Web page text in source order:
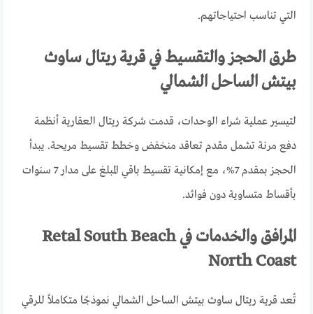
التي تناسب احتياجاتهم.
طرق الحجز والتقسيط في قرية ريتال ساوث
بيتش الساحل الشمالي
لتيسير عملية شراء الوحدات، قدمت شركة ريتال العقارية أنظمة
دفع مرنة تشمل مقدم تعاقد منخفض وخطط تقسيط مريحة. يبدأ
الحجز بمقدم 7%، مع إمكانية تقسيط باقي المبلغ على مدار 7 سنوات
بأقساط متساوية دون فوائد.
المرافق والخدمات في Retal South Beach
North Coast
تُعد قرية ريتال ساوث بيتش الساحل الشمالي نموذجًا متكاملاً للرقي